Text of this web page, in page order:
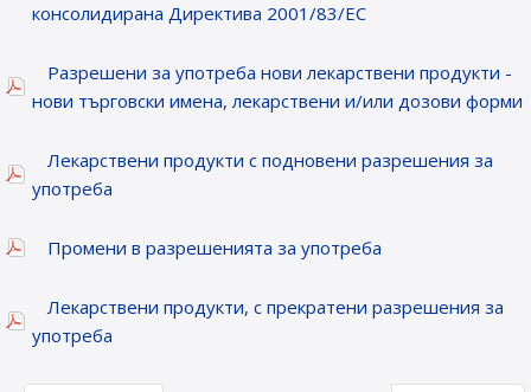
консолидирана Директива 2001/83/ЕС
Разрешени за употреба нови лекарствени продукти -
нови търговски имена, лекарствени и/или дозови форми
Лекарствени продукти с подновени разрешения за
употреба
Промени в разрешенията за употреба
Лекарствени продукти, с прекратени разрешения за
употреба